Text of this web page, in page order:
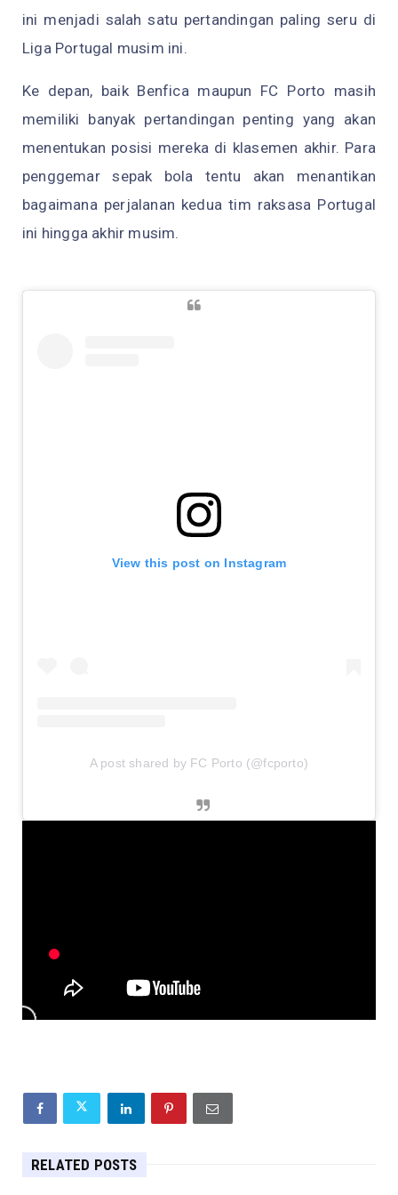
ini menjadi salah satu pertandingan paling seru di
Liga Portugal musim ini.
Ke depan, baik Benfica maupun FC Porto masih
memiliki banyak pertandingan penting yang akan
menentukan posisi mereka di klasemen akhir. Para
penggemar sepak bola tentu akan menantikan
bagaimana perjalanan kedua tim raksasa Portugal
ini hingga akhir musim.
View this post on Instagram
A post shared by FC Porto (@fcporto)
RELATED POSTS